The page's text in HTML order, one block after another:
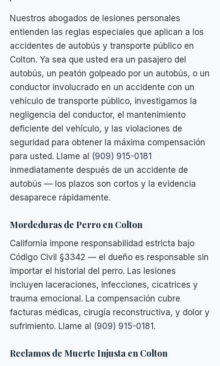
Nuestros abogados de lesiones personales
entienden las reglas especiales que aplican a los
accidentes de autobús y transporte público en
Colton. Ya sea que usted era un pasajero del
autobús, un peatón golpeado por un autobús, o un
conductor involucrado en un accidente con un
vehículo de transporte público, investigamos la
negligencia del conductor, el mantenimiento
deficiente del vehículo, y las violaciones de
seguridad para obtener la máxima compensación
para usted. Llame al (909) 915-0181
inmediatamente después de un accidente de
autobús — los plazos son cortos y la evidencia
desaparece rápidamente.
Mordeduras de Perro en Colton
California impone responsabilidad estricta bajo
Código Civil §3342 — el dueño es responsable sin
importar el historial del perro. Las lesiones
incluyen laceraciones, infecciones, cicatrices y
trauma emocional. La compensación cubre
facturas médicas, cirugía reconstructiva, y dolor y
sufrimiento. Llame al (909) 915-0181.
Reclamos de Muerte Injusta en Colton